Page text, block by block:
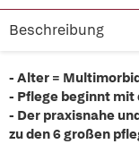
Beschreibung
- Alter =
- Pflege beginnt
- Der praxisnahe
zu den 6 großen